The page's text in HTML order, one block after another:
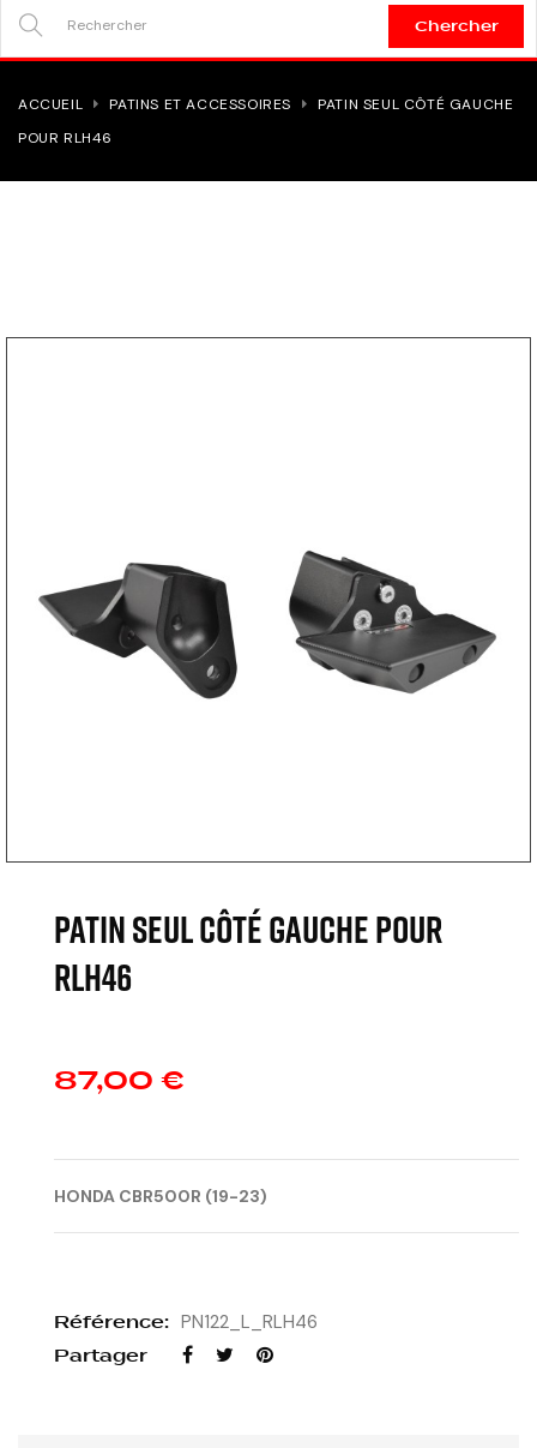
Chercher
ACCUEIL PATINS ET ACCESSOIRES
PATIN SEUL CÔTÉ GAUCHE
POUR RLH46
Patin seul côté gauche pour
RLH46
87,00 €
HONDA CBR500R (19-23)
Référence: PN122_L_RLH46
Partager